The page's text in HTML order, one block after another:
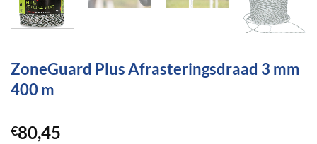
ZoneGuard Plus Afrasteringsdraad 3 mm
400 m
€80,45